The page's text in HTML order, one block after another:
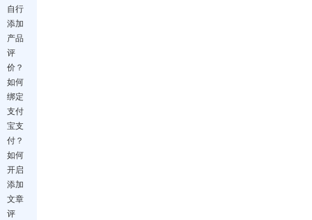
自行
添加
产品
评
价？
如何
绑定
支付
宝支
付？
如何
开启
添加
文章
评